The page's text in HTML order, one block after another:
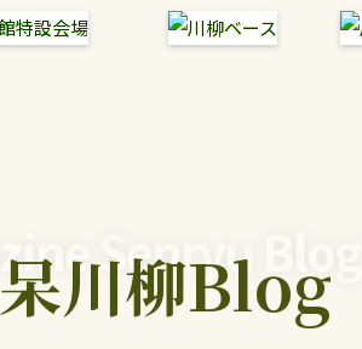
Senryu Blog
川柳Blog